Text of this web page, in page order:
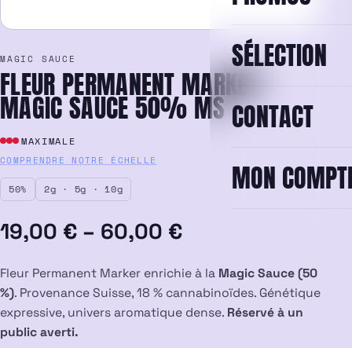
SÉLECTION
CONTACT
MON
MAGIC SAUCE
FLEUR PERMANENT MARKER
MAGIC SAUCE 50% MS
MAXIMALE
COMPRENDRE NOTRE ÉCHELLE
50% 2g · 5g · 10g
19,00 € – 60,00 €
Plage
de
prix :
19,00 €
Fleur Permanent Marker enrichie à la Magic Sauce (50
%). Provenance Suisse, 18 % cannabinoïdes. Génétique
expressive, univers aromatique dense. Réservé à un
public averti.